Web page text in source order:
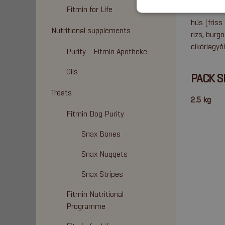
Fitmin for Life
Nutritional supplements
Purity - Fitmin Apotheke
Oils
Treats
Fitmin Dog Purity
Snax Bones
Snax Nuggets
Snax Stripes
Fitmin Nutritional
Programme
hús (friss
rizs,
PACK
2.5 kg